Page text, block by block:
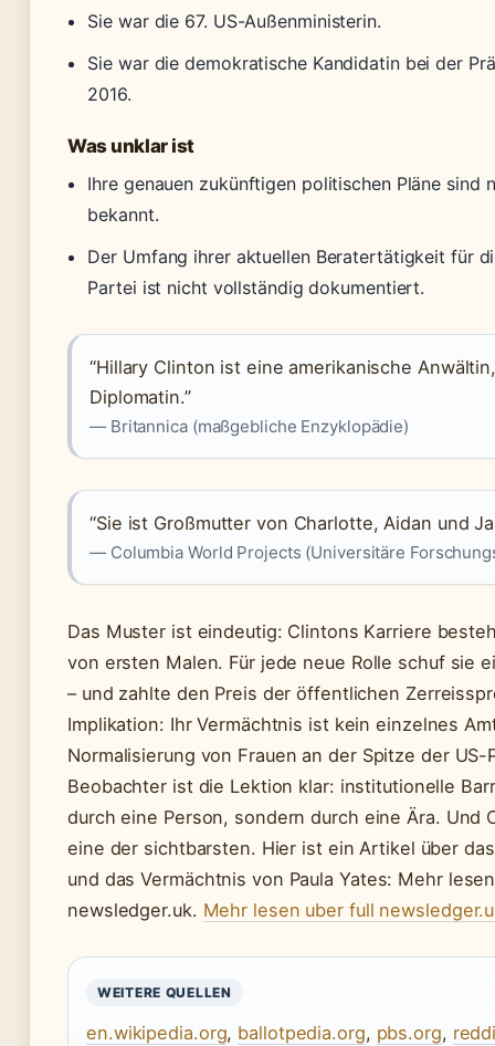
Sie war die 67. US-Außenministerin.
Sie war die demokratische Kandidatin bei der
2016.
Was unklar ist
Ihre genauen zukünftigen politischen Pläne sind
bekannt.
Der Umfang ihrer aktuellen Beratertätigkeit für
Partei ist nicht vollständig dokumentiert.
“Hillary Clinton ist eine amerikanische
Diplomatin.”
— Britannica (maßgebliche Enzyklopädie)
“Sie ist Großmutter von Charlotte, Aidan und
— Columbia World Projects (Universitäre
Das Muster ist eindeutig: Clintons Karriere
von ersten Malen. Für jede neue Rolle schuf sie
– und zahlte den Preis der öffentlichen
Implikation: Ihr Vermächtnis ist kein einzelnes
Normalisierung von Frauen an der Spitze der
Beobachter ist die Lektion klar: institutionelle
durch eine Person, sondern durch eine Ära. Und
eine der sichtbarsten. Hier ist ein Artikel über
und das Vermächtnis von Paula Yates: Mehr
newsledger.uk. Mehr lesen uber full
WEITERE QUELLEN
en.wikipedia.org, ballotpedia.org, pbs.org,